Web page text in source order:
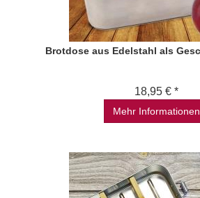
Brotdose aus Edelstahl als
18,95 € *
Mehr Informationen